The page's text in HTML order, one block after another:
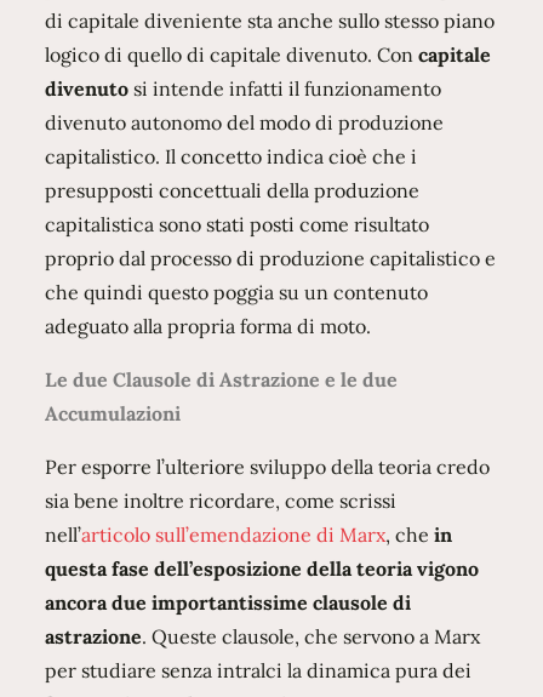
di capitale diveniente sta anche sullo stesso piano
logico di quello di capitale divenuto. Concapitale
divenuto si intende infatti il funzionamento
divenuto autonomo del modo di produzione
capitalistico. Il concetto indica cioè che i
presupposti concettuali della produzione
capitalistica sono stati posti come risultato
proprio dal processo di produzione capitalistico e
che quindi questo poggia su un contenuto
adeguato alla propria forma di moto.
Le due Clausole di Astrazione e le due
Accumulazioni
Per esporre l’ulteriore sviluppo della teoria credo
sia bene inoltre ricordare, come scrissi
nell’articolo sull’emendazione di Marx, chein
questa fase dell’esposizione della teoria vigono
ancora due importantissime clausole di
astrazione. Queste clausole, che servono a Marx
per studiare senza intralci la dinamica pura dei